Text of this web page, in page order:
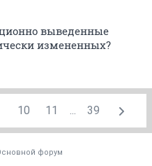
выведенные
измененных?
10 11 ... 39
форум